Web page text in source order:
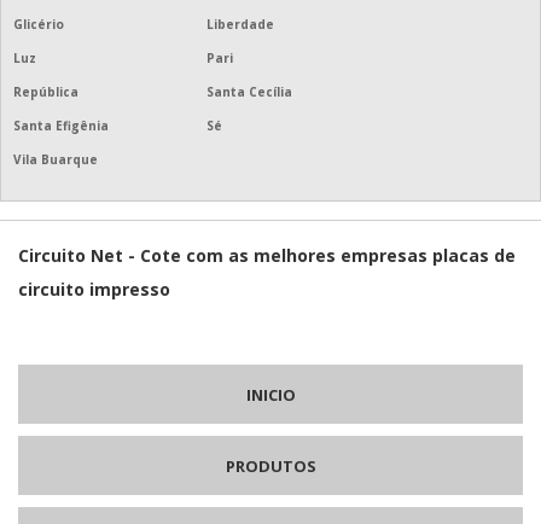
ONDE COMPRAR PLACA DE CIRCUITO IMPRESSO
PLACA DE CIRCUITO IMPRESSO PCI
PLACA CIRCUITO IMPRESSO PREÇO
FABRICAÇÃO PLACA CIRCUITO IMPRESSO
EMPRESA QUE FÁBRICA PLACA DE CIRCUITO IMPRESSO
EMPRESAS QUE FABRICAM PLACAS DE CIRCUITO IMPRESSO
Glicério
Liberdade
Luz
Pari
República
Santa Cecília
Santa Efigênia
Sé
Vila Buarque
Circuito Net - Cote com as melhores empresas placas de
circuito impresso
INICIO
PRODUTOS